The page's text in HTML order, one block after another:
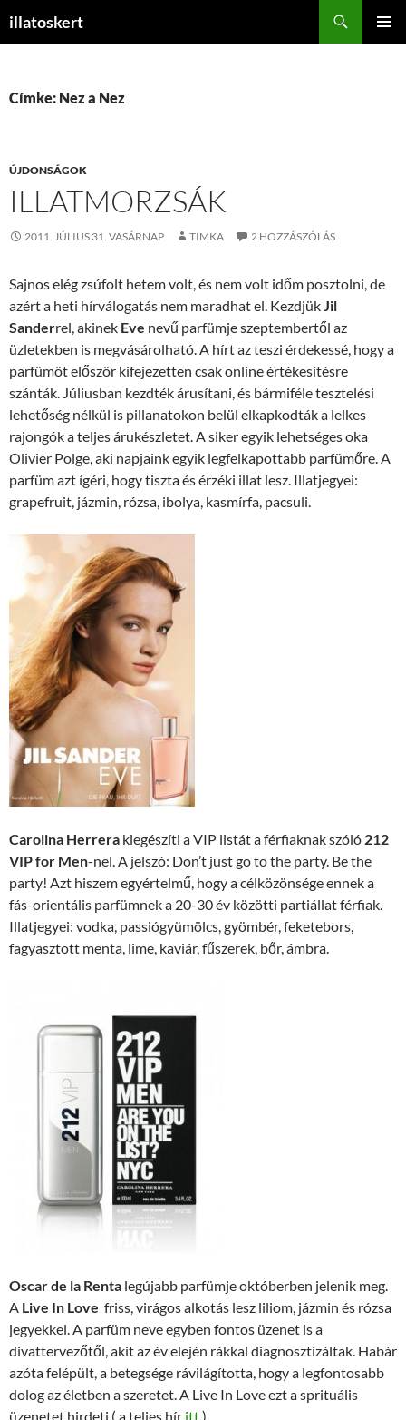
illatoskert
Címke: Nez a Nez
ÚJDONSÁGOK
ILLATMORZSÁK
2011. JÚLIUS 31. VASÁRNAP TIMKA 2 HOZZÁSZÓLÁS
Sajnos elég zsúfolt hetem volt, és nem volt időm posztolni, de
azért a heti hírválogatás nem maradhat el. KezdjükJil
Sanderrel, akinek Eve nevű parfümje szeptembertől az
üzletekben is megvásárolható. A hírt az teszi érdekessé, hogy a
parfümöt először kifejezetten csak online értékesítésre
szánták. Júliusban kezdték árusítani, és bármiféle tesztelési
lehetőség nélkül is pillanatokon belül elkapkodták a lelkes
rajongók a teljes árukészletet. A siker egyik lehetséges oka
Olivier Polge, aki napjaink egyik legfelkapottabb parfümőre. A
parfüm azt ígéri, hogy tiszta és érzéki illat lesz. Illatjegyei:
grapefruit, jázmin, rózsa, ibolya, kasmírfa, pacsuli.
Carolina Herrera kiegészíti a VIP listát a férfiaknak szóló 212
VIP for Men-nel. A jelszó: Don’t just go to the party. Be the
party! Azt hiszem egyértelmű, hogy a célközönsége ennek a
fás-orientális parfümnek a 20-30 év közötti partiállat férfiak.
Illatjegyei: vodka, passiógyümölcs, gyömbér, feketebors,
fagyasztott menta, lime, kaviár, fűszerek, bőr, ámbra.
Oscar de la Renta legújabb parfümje októberben jelenik meg.
A Live In Love friss, virágos alkotás lesz liliom, jázmin és rózsa
jegyekkel. A parfüm neve egyben fontos üzenet is a
divattervezőtől, akit az év elején rákkal diagnosztizáltak. Habár
azóta felépült, a betegsége rávilágította, hogy a legfontosabb
dolog az életben a szeretet. A Live In Love ezt a sprituális
üzenetet hirdeti.( a teljes hír itt.)